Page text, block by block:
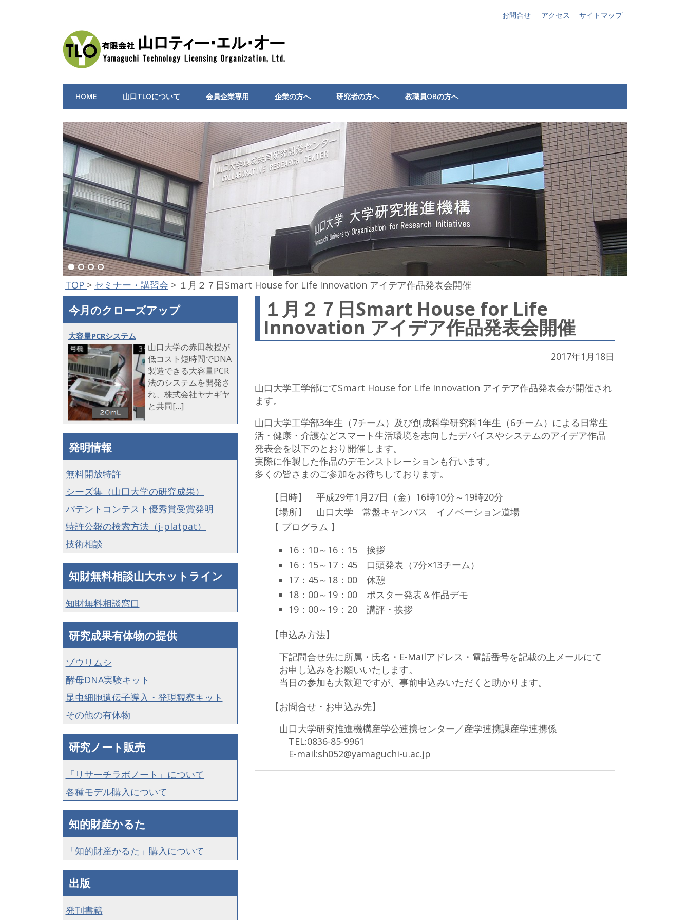
サイトマップ
アクセス
お問合せ
HOME 山口TLOについて 会員企業専用 企業の方へ 研究者の方へ 教職員OBの方へ
TOP > セミナー・講習会 > １月２７日Smart House for Life Innovation アイデア作品発表会開催
１月２７日Smart House for Life
Innovation アイデア作品発表会開催
2017年1月18日
山口大学工学部にてSmart House for Life Innovation アイデア作品発表会が開催され
ます。
山口大学工学部3年生（7チーム）及び創成科学研究科1年生（6チーム）による日常生
活・健康・介護などスマート生活環境を志向したデバイスやシステムのアイデア作品
発表会を以下のとおり開催します。
実際に作製した作品のデモンストレーションも行います。
多くの皆さまのご参加をお待ちしております。
【日時】 平成29年1月27日（金）16時10分～19時20分
【場所】 山口大学 常盤キャンパス イノベーション道場
【 プログラム 】
16：10～16：15 挨拶
16：15～17：45 口頭発表（7分×13チーム）
17：45～18：00 休憩
18：00～19：00 ポスター発表＆作品デモ
19：00～19：20 講評・挨拶
【申込み方法】
下記問合せ先に所属・氏名・E-Mailアドレス・電話番号を記載の上メールにて
お申し込みをお願いいたします。
当日の参加も大歓迎ですが、事前申込みいただくと助かります。
【お問合せ・お申込み先】
山口大学研究推進機構産学公連携センター／産学連携課産学連携係
TEL:0836-85-9961
E-mail:sh052@yamaguchi-u.ac.jp
今月のクローズアップ
大容量PCRシステム
山口大学の赤田教授が
低コスト短時間でDNA
製造できる大容量PCR
法のシステムを開発さ
れ、株式会社ヤナギヤ
と共同[…]
発明情報
無料開放特許
シーズ集（山口大学の研究成果）
パテントコンテスト優秀賞受賞発明
特許公報の検索方法（j-platpat）
技術相談
知財無料相談山大ホットライン
知財無料相談窓口
研究成果有体物の提供
ゾウリムシ
酵母DNA実験キット
昆虫細胞遺伝子導入・発現観察キット
その他の有体物
研究ノート販売
「リサーチラボノート」について
各種モデル購入について
知的財産かるた
「知的財産かるた」購入について
出版
発刊書籍